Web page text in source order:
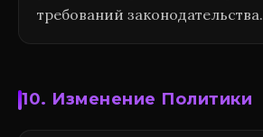
требований законодательства.
10. Изменение Политики